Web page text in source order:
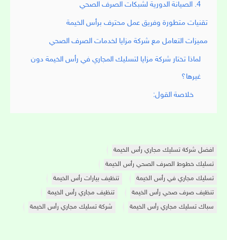
4. الصيانة الدورية لشبكات الصرف الصحي
تقنيات متطورة وفريق عمل محترف برأس الخيمة
مميزات التعامل مع شركة مزايا لخدمات الصرف الصحي
لماذا تختار شركة مزايا لتسليك المجاري في رأس الخيمة دون
غيرها؟
خلاصة القول:
افضل شركة تسليك مجاري رأس الخيمة
تسليك خطوط الصرف الصحي رأس الخيمة
تسليك مجاري في رأس الخيمة
تنظيف بيارات رأس الخيمة
تنظيف صرف صحي رأس الخيمة
تنظيف مجاري رأس الخيمة
سباك تسليك مجاري رأس الخيمة
شركة تسليك مجاري رأس الخيمة